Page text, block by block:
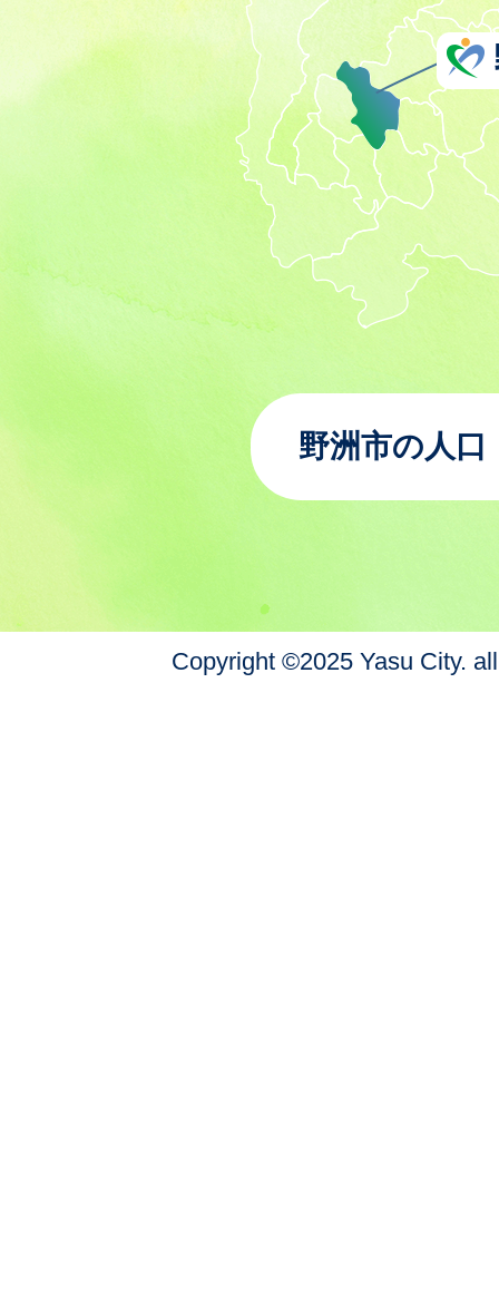
野洲市の人口
Copyright ©2025 Yasu City.